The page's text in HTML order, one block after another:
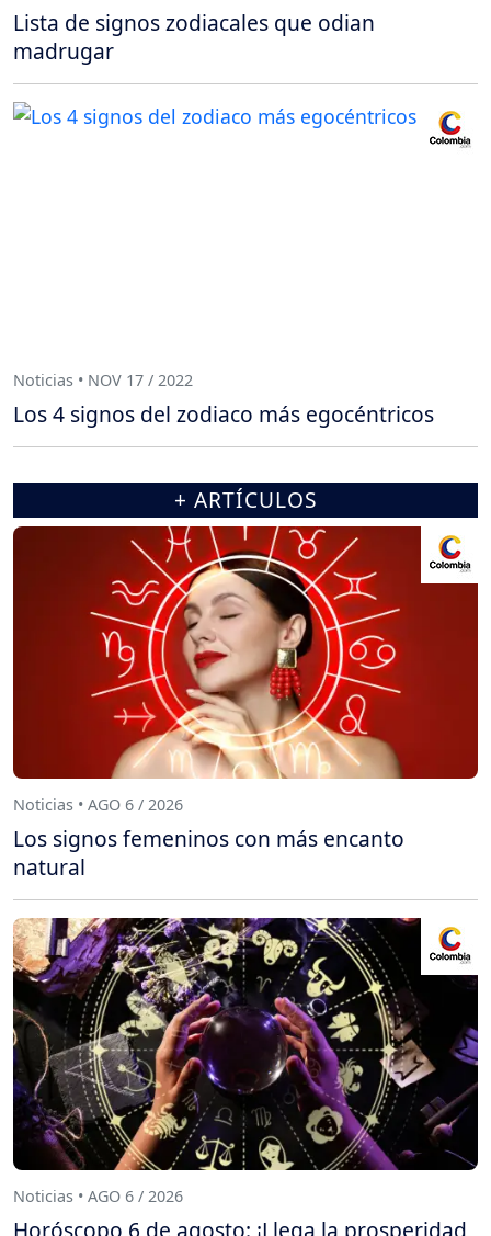
Lista de signos zodiacales que odian
madrugar
Noticias • NOV 17 / 2022
Los 4 signos del zodiaco más egocéntricos
+ ARTÍCULOS
Noticias • AGO 6 / 2026
Los signos femeninos con más encanto
natural
Noticias • AGO 6 / 2026